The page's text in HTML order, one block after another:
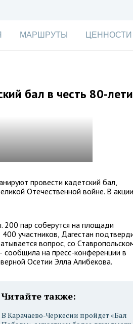
МАРШРУТЫ ЦЕННОСТИ
бал в честь 80-
провести кадетский бал,
Отечественной войне. В акции
200 пар соберутся на площади
участников, Дагестан
вопрос, со
на пресс-конференции в
Осетии Элла Алибекова.
Читайте также:
В Карачаево-Черкесии пройдет «Бал